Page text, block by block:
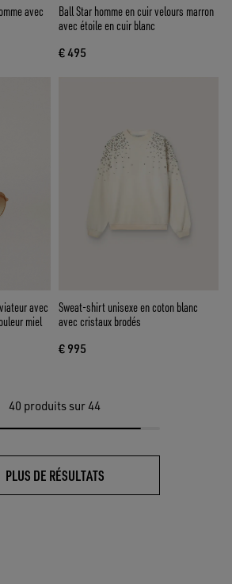
avec
Ball Star homme en cuir velours marron
avec étoile en cuir blanc
€ 495
avec
miel
Sweat-shirt unisexe en coton blanc
avec cristaux brodés
€ 995
40 produits sur 44
PLUS DE RÉSULTATS